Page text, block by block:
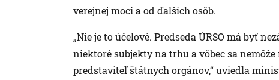
verejnej moci a od ďalších osôb.
„Nie je to účelové. Predseda ÚRSO má byť
niektoré subjekty na trhu a vôbec sa
predstaviteľ štátnych orgánov,“ uviedla